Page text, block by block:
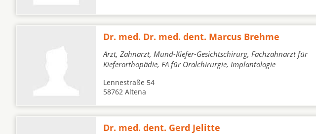
Dr. med. Dr. med. dent. Marcus Brehme
Arzt, Zahnarzt, Mund-Kiefer-Gesichtschirurg, Fachzahnarzt für
Kieferorthopädie, FA für Oralchirurgie, Implantologie
Lennestraße 54
58762 Altena
Dr. med. dent. Gerd Jelitte